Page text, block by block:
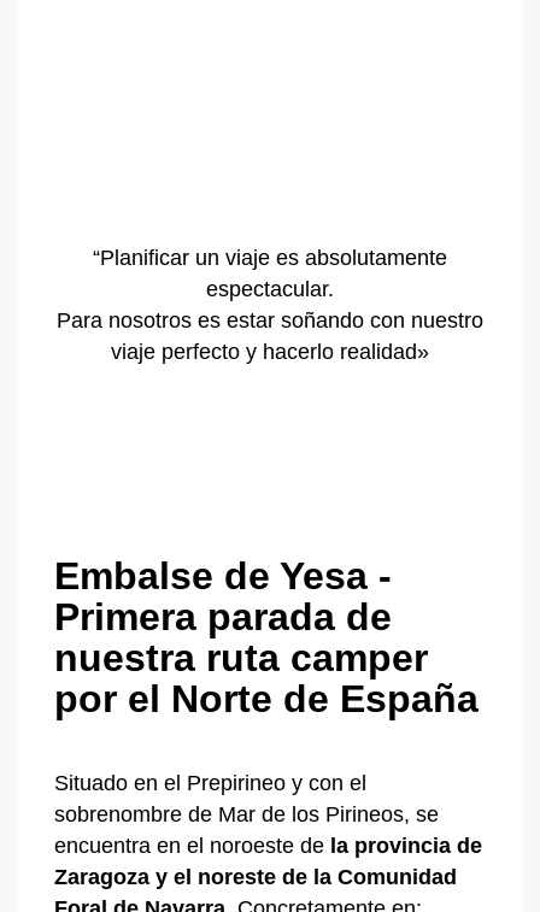
“Planificar un viaje es absolutamente
espectacular.
Para nosotros es estar soñando con nuestro
viaje perfecto y hacerlo realidad»
Embalse de Yesa -
Primera parada de
nuestra ruta camper
por el Norte de España
Situado en el Prepirineo y con el
sobrenombre de Mar de los Pirineos, se
encuentra en el noroeste de la provincia de
Zaragoza y el noreste de la Comunidad